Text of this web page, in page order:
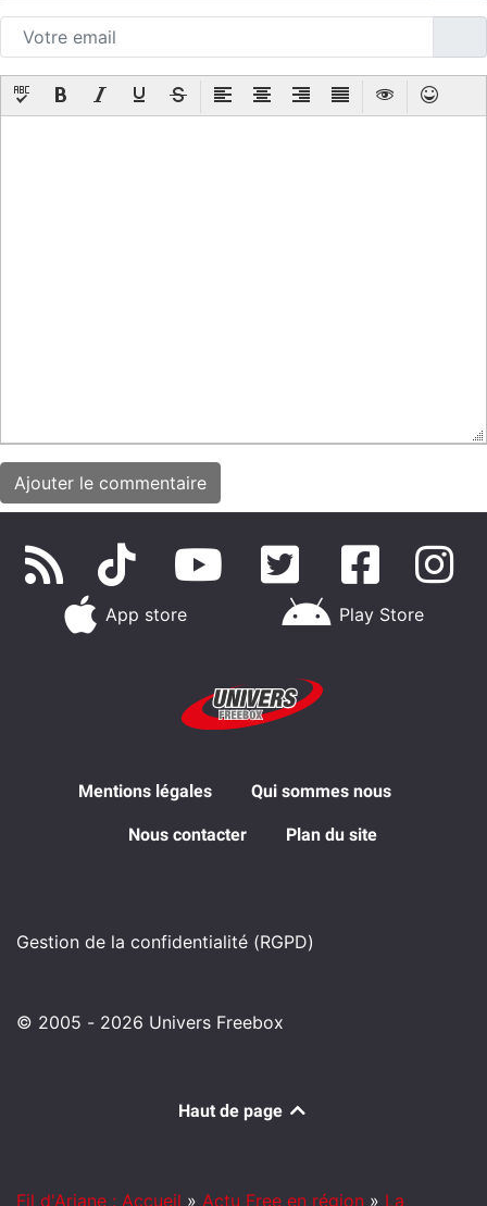
App store Play Store
Mentions légales Qui sommes nous
Nous contacter Plan du site
Gestion de la confidentialité (RGPD)
© 2005 - 2026 Univers Freebox
Haut de page
Fil d'Ariane : Accueil » Actu Free en région » La